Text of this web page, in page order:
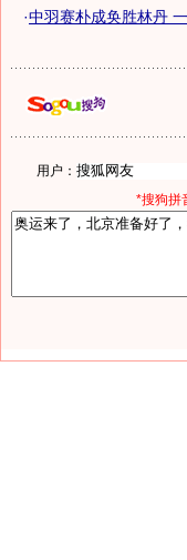
·中羽赛朴成奂胜林丹
用户：
*搜狗拼